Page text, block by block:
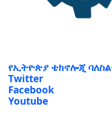
የኢትዮጵያ ቴክኖሎጂ
Twitter
Facebook
Youtube